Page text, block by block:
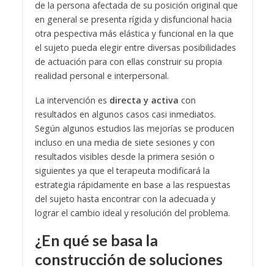
de la persona afectada de su posición original que
en general se presenta rígida y disfuncional hacia
otra pespectiva más elástica y funcional en la que
el sujeto pueda elegir entre diversas posibilidades
de actuación para con ellas construir su propia
realidad personal e interpersonal.
La intervención es directa y activa con
resultados en algunos casos casi inmediatos.
Según algunos estudios las mejorías se producen
incluso en una media de siete sesiones y con
resultados visibles desde la primera sesión o
siguientes ya que el terapeuta modificará la
estrategia rápidamente en base a las respuestas
del sujeto hasta encontrar con la adecuada y
lograr el cambio ideal y resolución del problema.
¿En qué se basa la
construcción de soluciones